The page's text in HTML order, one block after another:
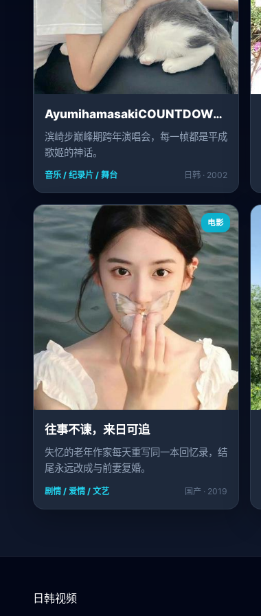
AyumihamasakiCOUNTDOWNLIVE2001-2002A
滨崎步巅峰期跨年演唱会，每一帧都是平成
歌姬的神话。
音乐 / 纪录片 / 舞台 日韩 · 2002
电影
往事不谏，来日可追
失忆的老年作家每天重写同一本回忆录，结
尾永远改成与前妻复婚。
剧情 / 爱情 / 文艺 国产 · 2019
日韩视频